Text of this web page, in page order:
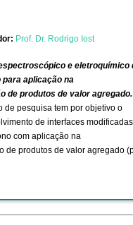
Prof. Dr. Rodrigo Iost
e eletroquímico
para aplicação na
de produtos de valor agregado.
de pesquisa tem por objetivo o
de interfaces
com aplicação na
de produtos de valor agregado